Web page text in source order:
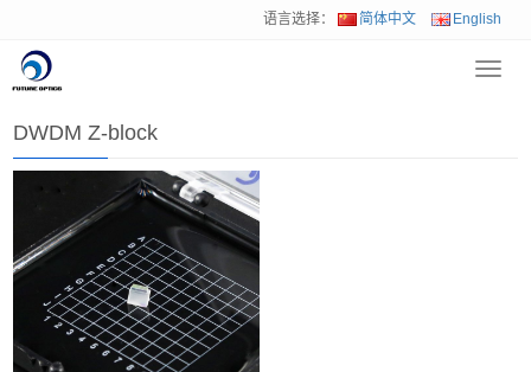
语言选择： 简体中文 English
首页
DWDM Z-block